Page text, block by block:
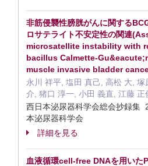
非筋侵襲性膀胱がんに関する
ロサテライト不安定性の関連
microsatellite instability with
bacillus Calmette-
muscle invasive bladder
永川 祥平, 塩田 真己, 高松 大,
介, 猪口 淳一, 小田 義直, 江藤 正
西日本泌尿器科学会総会抄録集
本泌尿器科学会
詳細を見る
血液循環cell-free DNAを用いた